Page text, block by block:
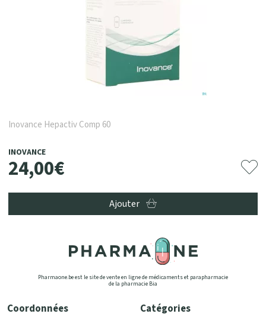
Inovance Hepactiv Comp 60
INOVANCE
24,00€
Ajouter
Pharmaone.be est le site de vente en ligne de médicaments et parapharmacie
de la pharmacie Bia
Coordonnées Catégories